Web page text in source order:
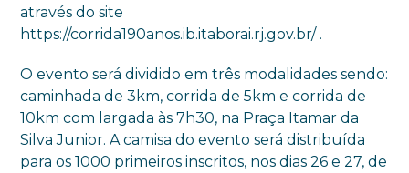
através do site
https://corrida190anos.ib.itaborai.rj.gov.br/ .
O evento será dividido em três modalidades sendo:
caminhada de 3km, corrida de 5km e corrida de
10km com largada às 7h30, na Praça Itamar da
Silva Junior. A camisa do evento será distribuída
para os 1000 primeiros inscritos, nos dias 26 e 27, de